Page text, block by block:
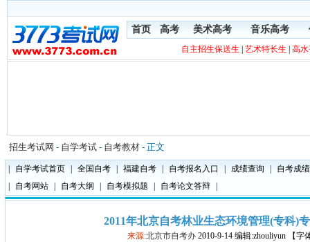
首页 高考 美术高考 音乐高考
自主招生保送生 艺术特长生 高
招生考试网 - 自学考试 - 自考教材 - 正文
自学考试首页 全国自考 福建自考 自考报名入口 成绩查询
自考成
自考网站 自考大纲 自考模拟题 自考论文答辩
2011年北京自考林业生态环境管理(专科)
来源:北京市自考办 2010-9-14 编辑:zhouliyun 【字